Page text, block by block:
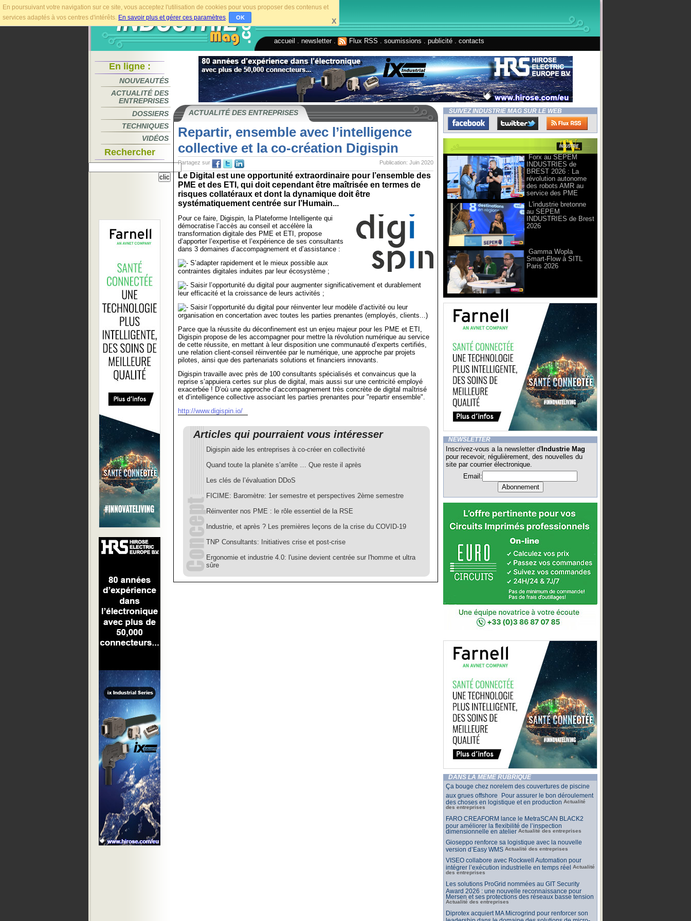
En poursuivant votre navigation sur ce site, vous acceptez l'utilisation de cookies pour vous proposer des contenus et
services adaptés à vos centres d'intérêts. En savoir plus et gérer ces paramètres. OK X
accueil newsletter. Flux RSS soumissions publicité contacts
En ligne :
NOUVEAUTÉS
ACTUALITÉ DES
ENTREPRISES
DOSSIERS
TECHNIQUES
VIDÉOS
Rechercher
ACTUALITÉ DES ENTREPRISES
Repartir, ensemble avec l’intelligence
collective et la co-création Digispin
Publication: Juin 2020
Partagez sur
Le Digital est une opportunité extraordinaire pour l’ensemble des
PME et des ETI, qui doit cependant être maîtrisée en termes de
risques collatéraux et dont la dynamique doit être
systématiquement centrée sur l’Humain...
Pour ce faire, Digispin, la Plateforme Intelligente qui
démocratise l’accès au conseil et accélère la
transformation digitale des PME et ETI, propose
d’apporter l’expertise et l’expérience de ses consultants
dans 3 domaines d’accompagnement et d’assistance :
S’adapter rapidement et le mieux possible aux
contraintes digitales induites par leur écosystème ;
Saisir l’opportunité du digital pour augmenter significativement et durablement
leur efficacité et la croissance de leurs activités ;
Saisir l’opportunité du digital pour réinventer leur modèle d’activité ou leur
organisation en concertation avec toutes les parties prenantes (employés, clients...)
Parce que la réussite du déconfinement est un enjeu majeur pour les PME et ETI,
Digispin propose de les accompagner pour mettre la révolution numérique au service
de cette réussite, en mettant à leur disposition une communauté d’experts certifiés,
une relation client-conseil réinventée par le numérique, une approche par projets
pilotes, ainsi que des partenariats solutions et financiers innovants.
Digispin travaille avec près de 100 consultants spécialisés et convaincus que la
reprise s’appuiera certes sur plus de digital, mais aussi sur une centricité employé
exacerbée ! D’où une approche d’accompagnement très concrète de digital maîtrisé
et d’intelligence collective associant les parties prenantes pour "repartir ensemble".
http://www.digispin.io/
Articles qui pourraient vous intéresser
Digispin aide les entreprises à co-créer en collectivité
Quand toute la planète s’arrête … Que reste il après
Les clés de l’évaluation DDoS
FICIME: Baromètre: 1er semestre et perspectives 2ème semestre
Réinventer nos PME : le rôle essentiel de la RSE
Industrie, et après ? Les premières leçons de la crise du COVID-19
TNP Consultants: Initiatives crise et post-crise
Ergonomie et industrie 4.0: l'usine devient centrée sur l'homme et ultra
sûre
SUIVEZ INDUSTRIE MAG SUR LE WEB
Forx au SEPEM
INDUSTRIES de
BREST 2026 : La
révolution autonome
des robots AMR au
service des PME
L'industrie bretonne
au SEPEM
INDUSTRIES de Brest
2026
Gamma Wopla
Smart-Flow à SITL
Paris 2026
NEWSLETTER
Inscrivez-vous a la newsletter d' Industrie Mag
pour recevoir, régulièrement, des nouvelles du
site par courrier électronique.
Email:
DANS LA MÊME RUBRIQUE
Ça bouge chez norelem des couvertures de piscine
aux grues offshore Pour assurer le bon déroulement
des choses en logistique et en production Actualité
des entreprises
FARO CREAFORM lance le MetraSCAN BLACK2
pour améliorer la flexibilité de l’inspection
dimensionnelle en atelier Actualité des entreprises
Gioseppo renforce sa logistique avec la nouvelle
version d’Easy WMS Actualité des entreprises
VISEO collabore avec Rockwell Automation pour
intégrer l’exécution industrielle en temps réel Actualité
des entreprises
Les solutions ProGrid nommées au GIT Security
Award 2026 : une nouvelle reconnaissance pour
Mersen et ses protections des réseaux basse tension
Actualité des entreprises
Diprotex acquiert MA Microgrind pour renforcer son
leadership dans le domaine des solutions de micro-